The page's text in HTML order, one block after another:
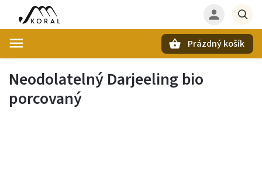
Prázdný košík
Neodolatelný Darjeeling bio
porcovaný